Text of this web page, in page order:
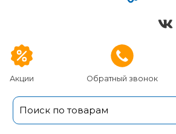
Акции Обратный звонок